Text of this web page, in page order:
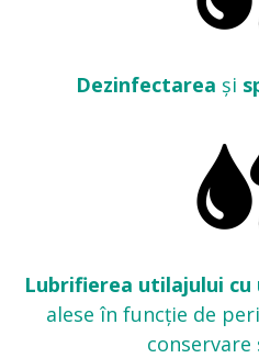
Dezinfectarea și
Lubrifierea utilajului cu
alese în funcție de